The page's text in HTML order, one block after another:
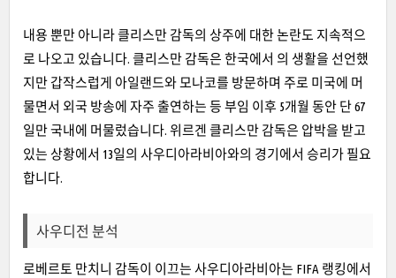
내용 뿐만 아니라 클리스만 감독의 상주에 대한 논란도 지속적으
로 나오고 있습니다. 클리스만 감독은 한국에서 의 생활을 선언했
지만 갑작스럽게 아일랜드와 모나코를 방문하며 주로 미국에 머
물면서 외국 방송에 자주 출연하는 등 부임 이후 5개월 동안 단 67
일만 국내에 머물렀습니다. 위르겐 클리스만 감독은 압박을 받고
있는 상황에서 13일의 사우디아라비아와의 경기에서 승리가 필요
합니다.
사우디전 분석
로베르토 만치니 감독이 이끄는 사우디아라비아는 FIFA 랭킹에서